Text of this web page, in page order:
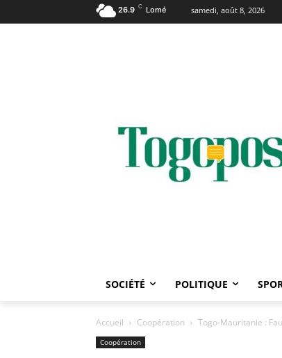
26.9 C Lomé samedi, août 8, 2026
SOCIÉTÉ POLITIQUE
Accueil Coopération Togo-Mauritanie :
Coopération